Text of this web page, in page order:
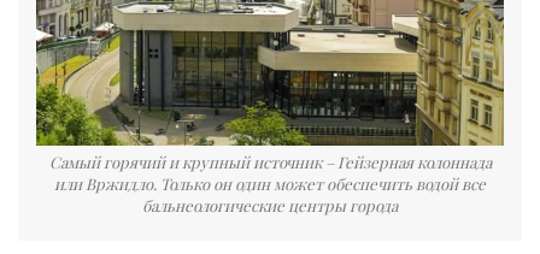
Самый горячий и крупный источник – Гейзерная колоннада
или Вржидло. Только он один может обеспечить водой все
бальнеологические центры города